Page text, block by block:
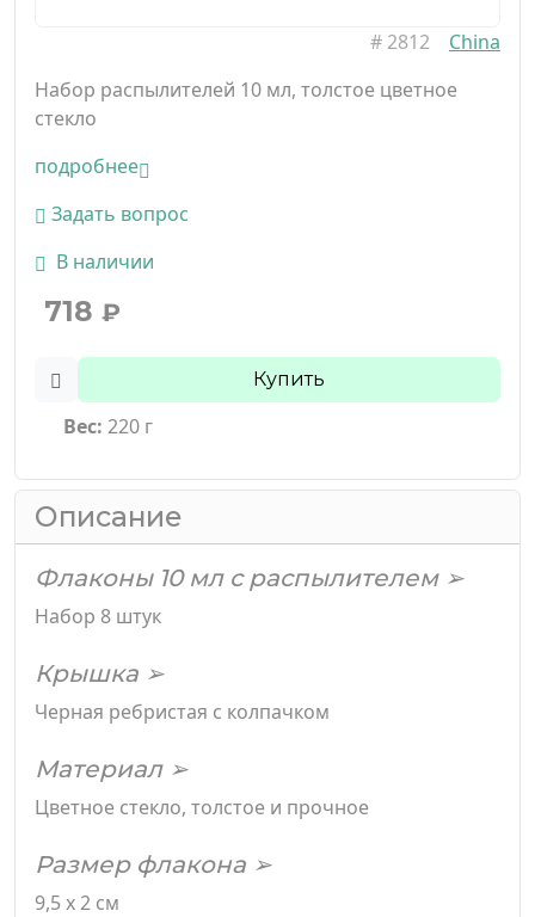
# 2812
China
Набор распылителей 10 мл, толстое цветное
стекло
подробнее
Задать вопрос
В наличии
718 ₽
Купить
Вес: 220 г
Описание
Флаконы 10 мл с распылителем ➢
Набор 8 штук
Крышка ➢
Черная ребристая с колпачком
Материал ➢
Цветное стекло, толстое и прочное
Размер флакона ➢
9,5 х 2 см